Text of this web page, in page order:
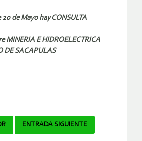
de Mayo hay CONSULTA
MINERIA E HIDROELECTRICA
DE SACAPULAS
ENTRADA SIGUIENTE